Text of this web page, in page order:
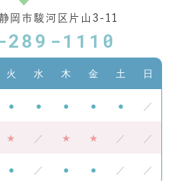
岡市駿河区片山3-11
289-1110
火 水 木 金 土 日
● ● ● ● ● ／
★ ／ ★ ★ ／ ／
● ／ ● ● ／ ／